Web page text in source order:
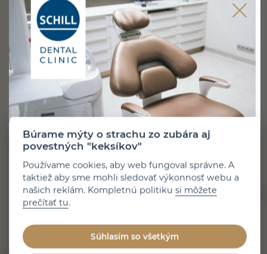
S pieskovaním zubov (odborne Airflow) sa môžete
stretnúť na dentálnej hygiene. Je to prístroj, ktorý
pomocou jemného prášku, vody a vzduchu odstraňuje
z povrchu zubov usadené pigmenty a baktérie. Aby ste
predišli nielen sfarbeniu zubov, ale aj rôznym zápalom
a ochoreniam v ústach, je dobré tieto…
Prečítajte si článok
Zverejnené 31. 7. 2026
Búrame mýty o strachu zo zubára aj
povestných "keksíkov"
Používame cookies, aby web fungoval správne. A
taktiež aby sme mohli sledovať výkonnosť webu a
našich reklám. Kompletnú politikusi môžete
prečítať tu.
Súhlasím so všetkým